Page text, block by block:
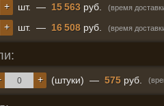
+ шт. — 15 563 руб. (время
+ шт. — 16 508 руб. (время
+ (штуки) — 575 руб.